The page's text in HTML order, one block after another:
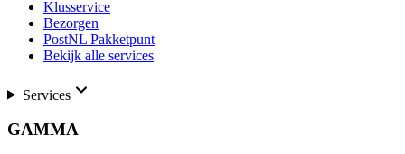
Klusservice
Bezorgen
PostNL Pakketpunt
Bekijk alle services
Services
GAMMA